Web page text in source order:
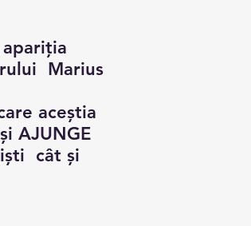
Marius
aceștia
AJUNGE
cât și